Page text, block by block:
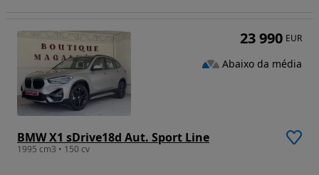
BMW X1 sDrive18d Aut. Sport Line
1995 cm3 • 150 cv
23 990 EUR
Abaixo da média